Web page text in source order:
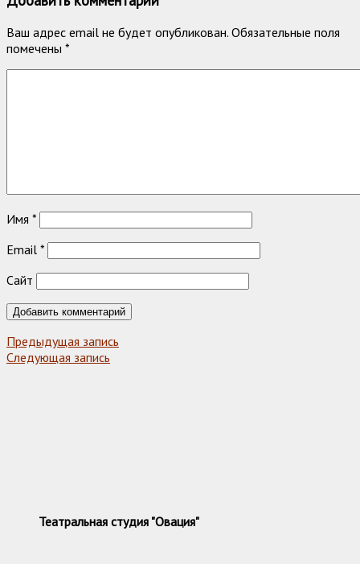
Ваш адрес email не будет опубликован. Обязательные поля
помечены *
Имя *
Email *
Сайт
Предыдущая запись
Следующая запись
Театральная студия "Овация"